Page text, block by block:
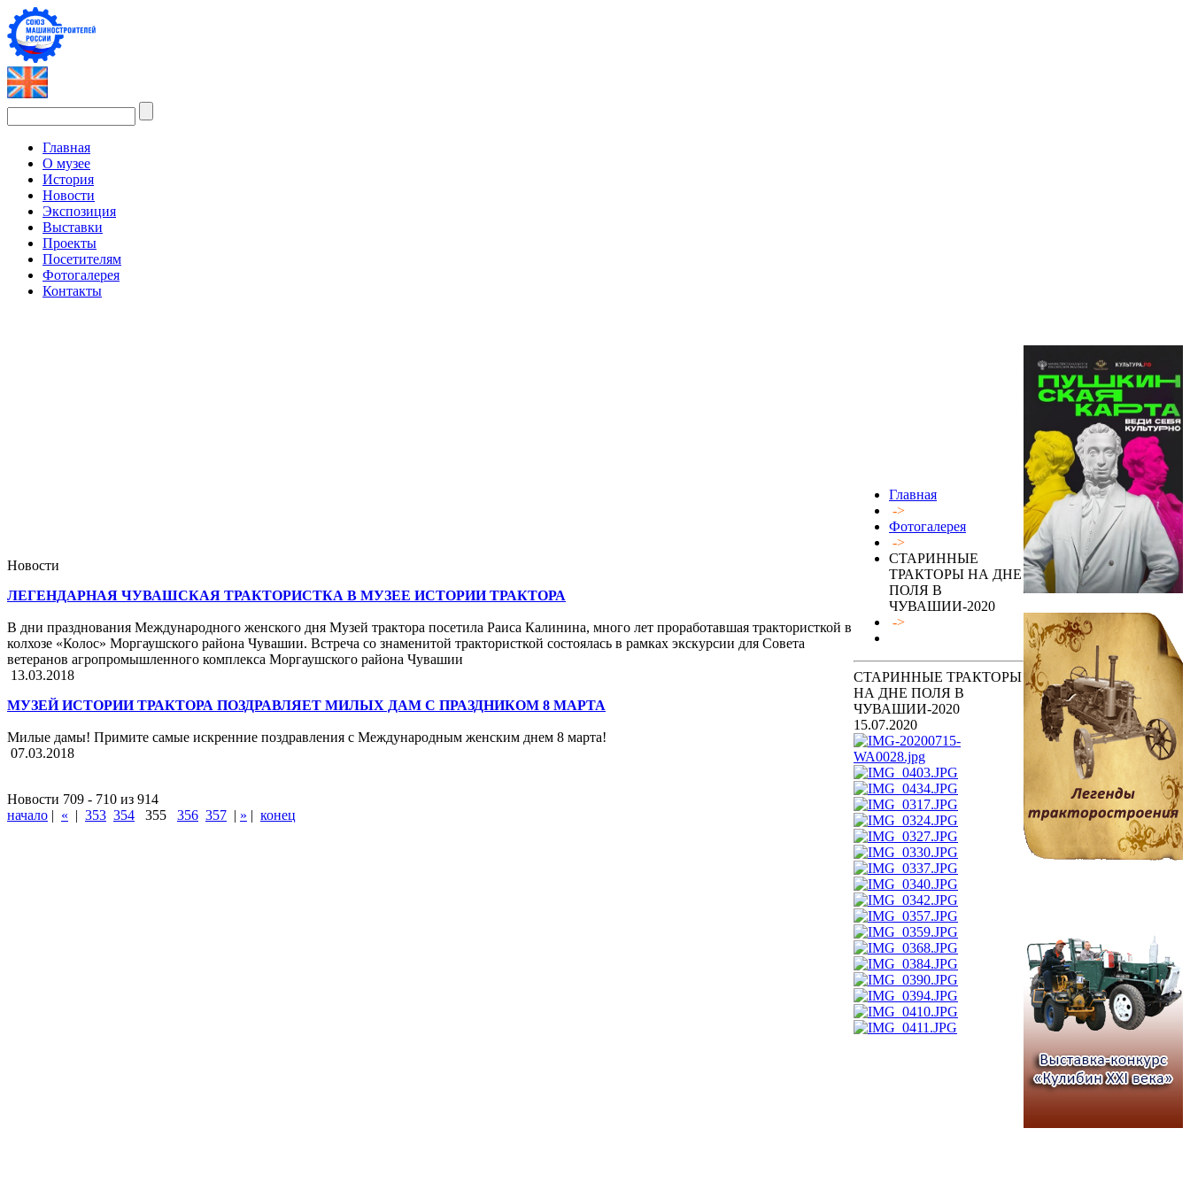
Главная
О музее
История
Новости
Экспозиция
Выставки
Проекты
Посетителям
Фотогалерея
Контакты
Новости
ЛЕГЕНДАРНАЯ ЧУВАШСКАЯ ТРАКТОРИСТКА В МУЗЕЕ ИСТОРИИ ТРАКТОРА
В дни празднования Международного женского дня Музей трактора посетила Раиса Калинина, много лет проработавшая трактористкой в
колхозе «Колос» Моргаушского района Чувашии. Встреча со знаменитой трактористкой состоялась в рамках экскурсии для Совета
ветеранов агропромышленного комплекса Моргаушского района Чувашии
13.03.2018
МУЗЕЙ ИСТОРИИ ТРАКТОРА ПОЗДРАВЛЯЕТ МИЛЫХ ДАМ С ПРАЗДНИКОМ 8 МАРТА
Милые дамы! Примите самые искренние поздравления с Международным женским днем 8 марта!
07.03.2018
Новости 709 - 710 из 914
начало | « | 353 354 355 356 357 | » | конец
Главная
->
Фотогалерея
->
СТАРИННЫЕ
ТРАКТОРЫ НА ДНЕ
ПОЛЯ В
ЧУВАШИИ-2020
->
СТАРИННЫЕ ТРАКТОРЫ
НА ДНЕ ПОЛЯ В
ЧУВАШИИ-2020
15.07.2020